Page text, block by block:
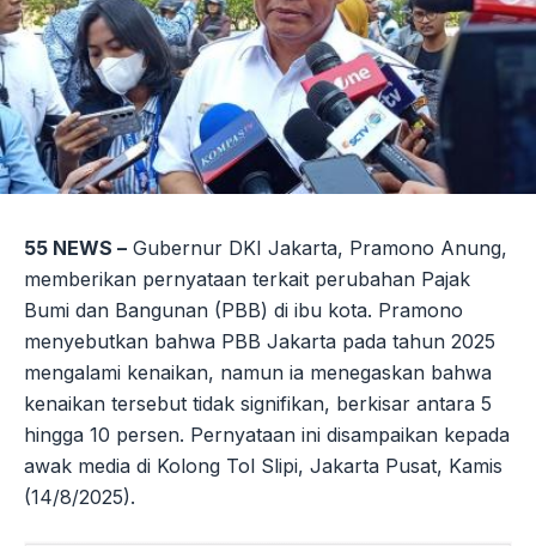
55 NEWS – Gubernur DKI Jakarta, Pramono Anung,
memberikan pernyataan terkait perubahan Pajak
Bumi dan Bangunan (PBB) di ibu kota. Pramono
menyebutkan bahwa PBB Jakarta pada tahun 2025
mengalami kenaikan, namun ia menegaskan bahwa
kenaikan tersebut tidak signifikan, berkisar antara 5
hingga 10 persen. Pernyataan ini disampaikan kepada
awak media di Kolong Tol Slipi, Jakarta Pusat, Kamis
(14/8/2025).